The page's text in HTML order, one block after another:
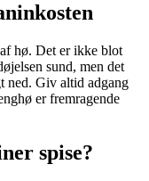
hø. Det er ikke blot
sund, men det
ned. Giv altid adgang
er fremragende
spise?